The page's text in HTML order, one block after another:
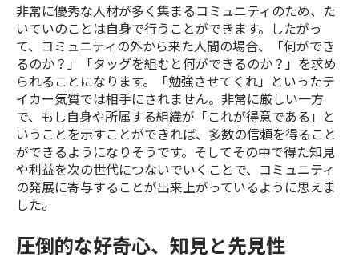
非常に優秀な人材が多く集まるコミュニティのため、た
いていのことは自身で行うことができます。したがっ
て、コミュニティの外から来た人間の場合、「何ができ
るのか？」「タッグを組むと何ができるのか？」を求め
られることになります。「勉強させてくれ」といったテ
イカー気質では相手にされません。非常に厳しい一方
で、もし自身や所属する組織が「これが得意である」と
いうことを示すことができれば、多数の信頼を得ること
ができるようになりそうです。そしてその中で得た知見
や利益を次の世代につないでいくことで、コミュニティ
の発展に寄与することが出来上がっているように思えま
した。
圧倒的な好奇心、知見と先見性